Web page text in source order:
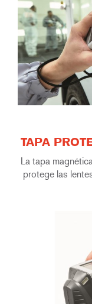
TAPA
La tapa
protege las